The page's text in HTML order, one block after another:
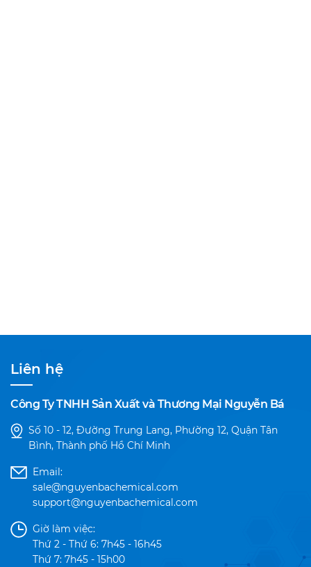
Liên hệ
Công Ty TNHH Sản Xuất và Thương Mại Nguyễn Bá
Số 10 - 12, Đường Trung Lang, Phường 12, Quận Tân
Bình, Thành phố Hồ Chí Minh
Email:
sale@nguyenbachemical.com
support@nguyenbachemical.com
Giờ làm việc:
Thứ 2 - Thứ 6: 7h45 - 16h45
Thứ 7: 7h45 - 15h00